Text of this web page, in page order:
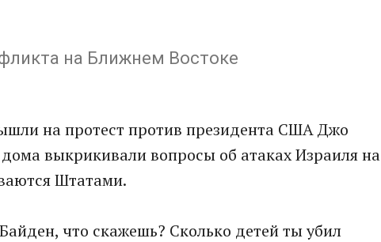
на Ближнем Востоке
на протест против президента США Джо
выкрикивали вопросы об атаках Израиля на
Штатами.
что скажешь? Сколько детей ты убил